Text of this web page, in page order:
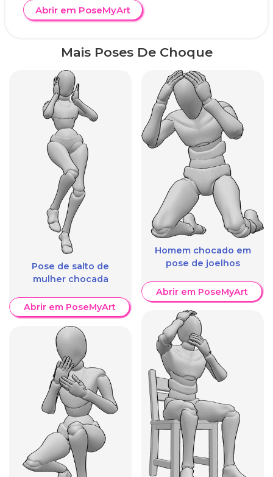
Abrir em PoseMyArt
Mais Poses De Choque
Pose de salto de
mulher chocada
Abrir em PoseMyArt
Homem chocado em
pose de joelhos
Abrir em PoseMyArt